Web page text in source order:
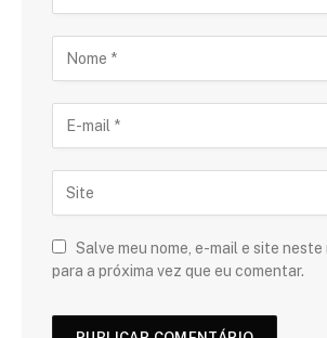
Salve meu nome, e-mail e site
para a próxima vez que eu comentar.